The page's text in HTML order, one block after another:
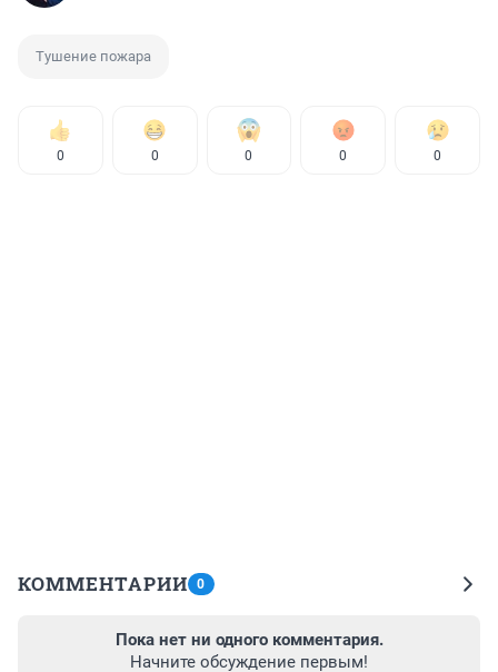
Тушение пожара
0 0 0 0 0
КОММЕНТАРИИ 0
Пока нет ни одного комментария.
Начните обсуждение первым!